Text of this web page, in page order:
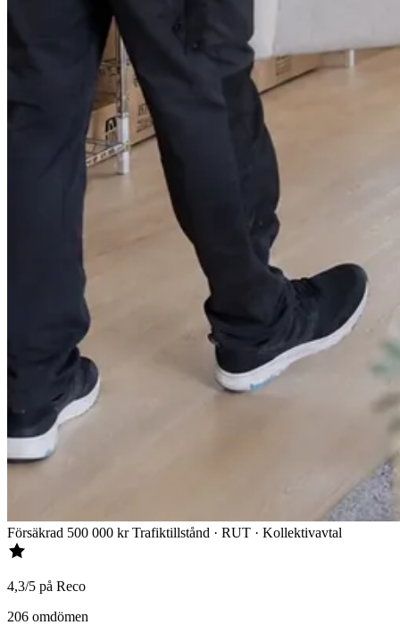
Försäkrad 500 000 kr Trafiktillstånd · RUT · Kollektivavtal
4,3/5 på Reco
206 omdömen